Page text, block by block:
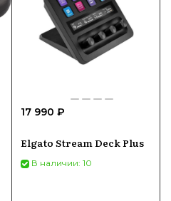
17 990 ₽
Elgato Stream Deck Plus
В наличии: 10